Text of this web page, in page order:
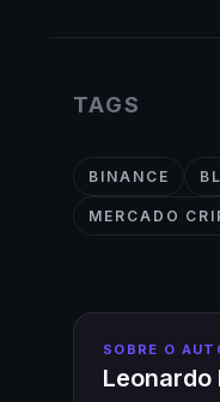
TAGS
BINANCE
MERCADO
SOBRE O
Leonardo